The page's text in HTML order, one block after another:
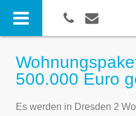
500.000 Euro
Es werden in Dresden 2